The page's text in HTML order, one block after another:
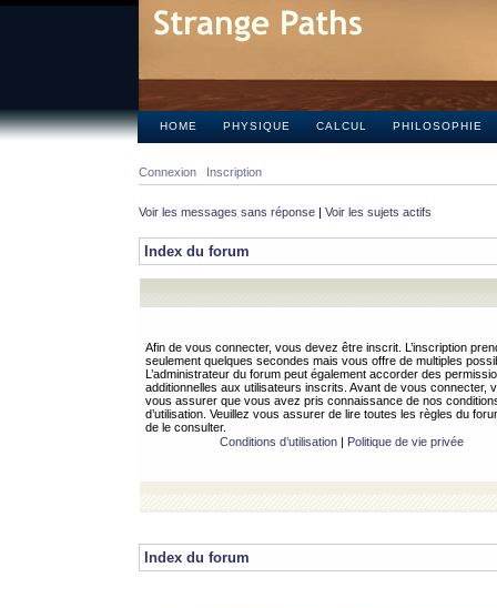
HOME PHYSIQUE CALCUL PHILOSOPHIE
Connexion Inscription
Voir les messages sans réponse | Voir les sujets actifs
Index du forum
Afin de vous connecter, vous devez être inscrit. L’inscription
seulement quelques secondes mais vous offre de multiples
L’administrateur du forum peut également accorder des
additionnelles aux utilisateurs inscrits. Avant de vous connecter,
vous assurer que vous avez pris connaissance de nos
d’utilisation. Veuillez vous assurer de lire toutes les règles du
de le consulter.
Conditions d’utilisation| Politique de vie privée
Index du forum